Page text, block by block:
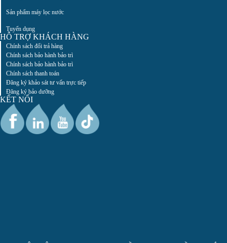
Sản phẩm máy lọc nước
Tuyển dụng
HỖ TRỢ KHÁCH HÀNG
Chính sách đổi trả hàng
Chính sách bảo hành bảo trì
Chính sách bảo hành bảo trì
Chính sách thanh toán
Đăng ký khảo sát tư vấn trực tiếp
Đăng ký bảo dưỡng
KẾT NỐI